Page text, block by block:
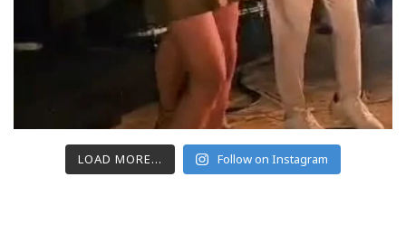
LOAD MORE... Follow on Instagram